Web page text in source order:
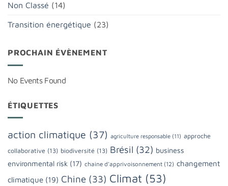
Non Classé (14)
Transition énergétique (23)
PROCHAIN ÉVÈNEMENT
No Events Found
ÉTIQUETTES
action climatique (37) agriculture responsable (11) approche
collaborative (13) biodiversité (13) Brésil (32) business
environmental risk (17) chaine d'apprivoisonnement (12) changement
climatique (19) Chine (33) Climat (53)